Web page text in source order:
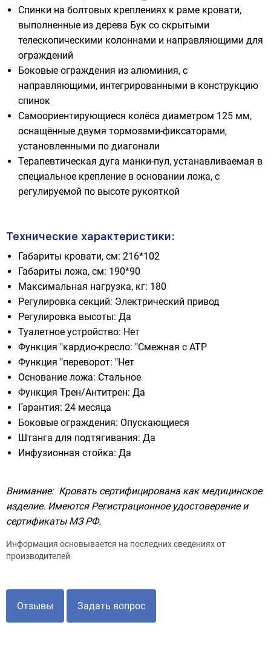
Спинки на болтовых креплениях к раме кровати,
выполненные из дерева Бук со скрытыми
телескопическими колоннами и направляющими для
ограждений
Боковые ограждения из алюминия, с
направляющими, интегрированными в конструкцию
спинок
Самоориентирующиеся колёса диаметром 125 мм,
оснащённые двумя тормозами-фиксаторами,
установленными по диагонали
Терапевтическая дуга манки-пул, устанавливаемая в
специальное крепление в основании ложа, с
регулируемой по высоте рукояткой
Технические характеристики:
Габариты кровати, cм: 216*102
Габариты ложа, cм: 190*90
Максимальная нагрузка, кг: 180
Регулировка секций: Электрический привод
Регулировка высоты: Да
Туалетное устройство: Нет
Функция "кардио-кресло: "Смежная с АТР
Функция "переворот: "Нет
Основание ложа: Стальное
Функция Трен/Антитрен: Да
Гарантия: 24 месяца
Боковые ограждения: Опускающиеся
Штанга для подтягивания: Да
Инфузионная стойка: Да
Внимание: Кровать сертифицирована как медицинское
изделие. Имеются Регистрационное удостоверение и
сертификаты МЗ РФ.
Информация основывается на последних сведениях от
производителей
Отзывы Задать вопрос